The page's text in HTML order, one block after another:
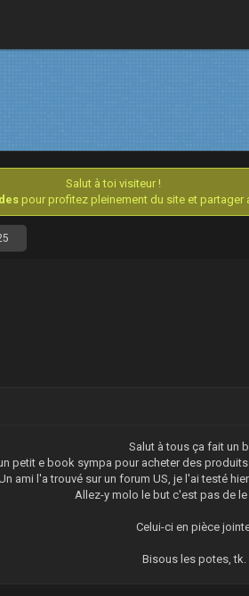
Salut à toi visiteur !
pour profitez pleinement du site et partager
Salut à tous ça fait un
petit e book sympa pour acheter des
ami l'a trouvé sur un forum US, je l'ai testé
Allez-y molo le but c'est pas de
Celui-ci en pièce
Bisous les potes, tk.